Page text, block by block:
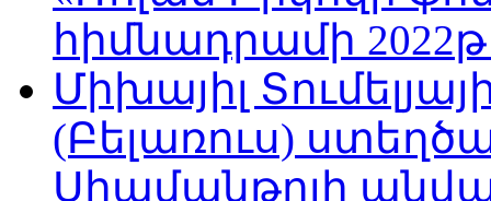
հիմնադրամի
Միխայիլ
(Բելառուս)
Սիամանթոյի